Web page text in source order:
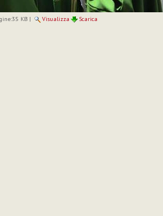
35 KB| Visualizza Scarica